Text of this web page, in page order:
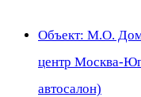
Объект: М.О.
центр Москва-Юг
автосалон)